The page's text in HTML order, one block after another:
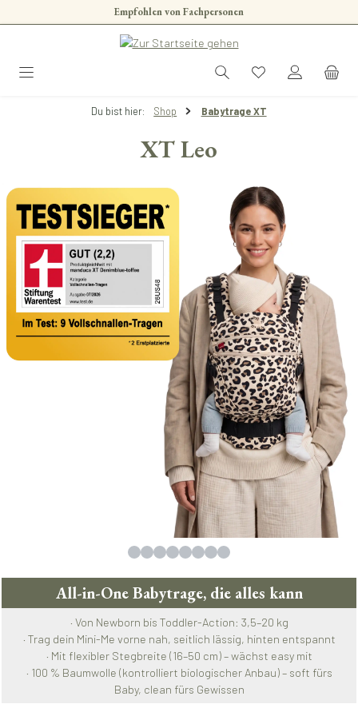
Zum Hauptinhalt springenEmpfohlen von Fachpersonen
Du bist hier: Shop Babytrage XT
XT Leo
Bildergalerie überspringen
All-in-One Babytrage, die alles kann
· Von Newborn bis Toddler-Action: 3,5–20 kg
· Trag dein Mini-Me vorne nah, seitlich lässig, hinten entspannt
· Mit flexibler Stegbreite (16–50 cm) – wächst easy mit
· 100 % Baumwolle (kontrolliert biologischer Anbau) – soft fürs
Baby, clean fürs Gewissen